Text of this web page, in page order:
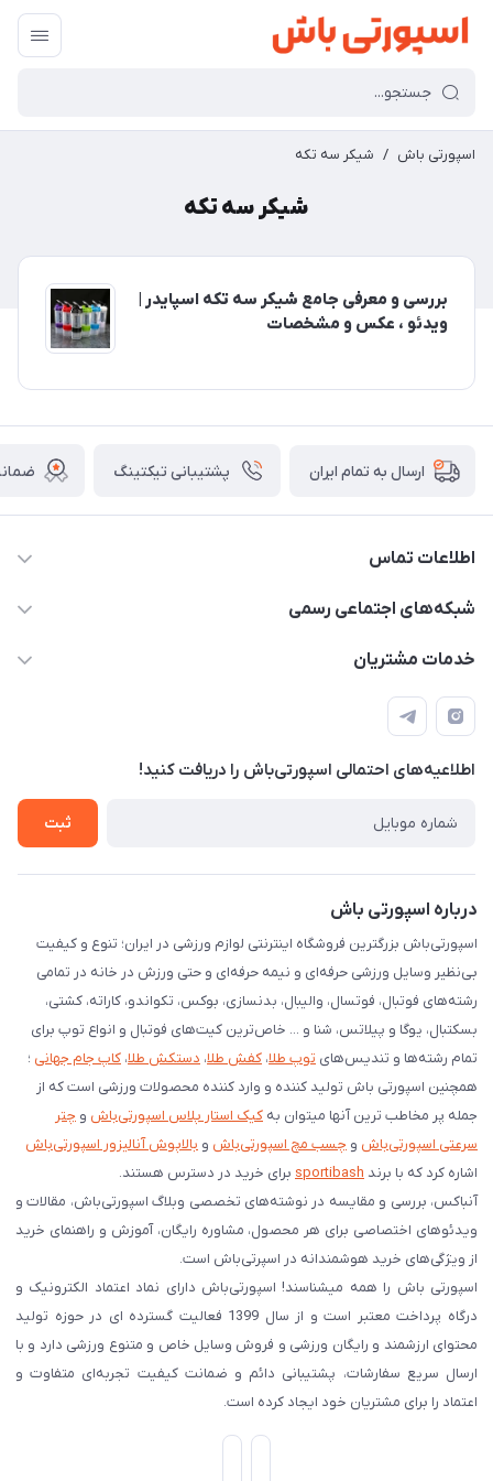
اسپورتی باش / شیکر سه تکه
شیکر سه تکه
بررسی و معرفی جامع شیکر سه تکه اسپایدر |
ویدئو ، عکس و مشخصات
ارسال به تمام ایران پشتیبانی تیکتینگ
اطلاعات تماس
15 13 222 0900
شبکه‌های اجتماعی رسمی
کانال آپارات
خدمات مشتریان
درخواست پشتیبانی جدید
مشاهده لیست تیکت‌ها
لیست کد رهگیری پستی
شرایط بازگردانی کالا
اطلاعیه‌های احتمالی اسپورتی‌باش را دریافت کنید!
ثبت
درباره اسپورتی باش
اسپورتی‌باش بزرگترین فروشگاه اینترنتی لوازم ورزشی در ایران؛ تنوع و کیفیت
بی‌نظیر وسایل ورزشی حرفه‌ای و نیمه حرفه‌ای و حتی ورزش در خانه در تمامی
رشته‌های فوتبال، فوتسال، والیبال، بدنسازی، بوکس، تکواندو، کاراته، کشتی،
بسکتبال، یوگا و پیلاتس، شنا و ... خاص‌ترین کیت‌های فوتبال و انواع توپ برای
تمام رشته‌ها و تندیس‌های توپ طلا، کفش طلا، دستکش طلا، کاپ جام جهانی ؛
همچنین اسپورتی باش تولید کننده و وارد کننده محصولات ورزشی است که از
جمله پر مخاطب ترین آنها میتوان به کیک استار پلاس اسپورتی‌باش و چتر
سرعتی اسپورتی‌باش و چسب مچ اسپورتی‌باش و بالاپوش آنالیزور اسپورتی‌باش
اشاره کرد که با برند sportibash برای خرید در دسترس هستند.
آنباکس، بررسی‌ و مقایسه در نوشته‌های تخصصی وبلاگ اسپورتی‌باش، مقالات و
ویدئوهای اختصاصی برای هر محصول، مشاوره رایگان، آموزش و راهنمای خرید
از ویژگی‌های خرید هوشمندانه در اسپرتی‌باش است.
اسپورتی‌ باش را همه میشناسند! اسپورتی‌باش دارای نماد اعتماد الکترونیک و
درگاه پرداخت معتبر است و از سال 1399 فعالیت گسترده ای در حوزه تولید
محتوای ارزشمند و رایگان ورزشی و فروش وسایل خاص و متنوع ورزشی دارد و با
ارسال سریع سفارشات، پشتیبانی دائم و ضمانت کیفیت تجربه‌ای متفاوت و
اعتماد را برای مشتریان خود ایجاد کرده است.